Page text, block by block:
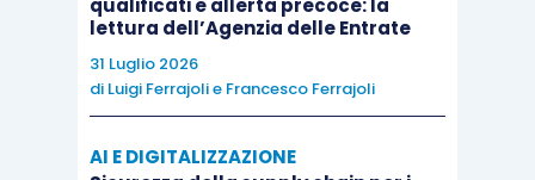
516/14, Barlis 06 – Investimentos Imobiliarios e
Conformemente, ilcontribuente ha
concretamente assolto il prescritto onere
qualificati e allerta precoce: la
lettura dell’Agenzia delle Entrate
31 Luglio 2026
di Luigi Ferrajolie Francesco Ferrajoli
AI E DIGITALIZZAZIONE